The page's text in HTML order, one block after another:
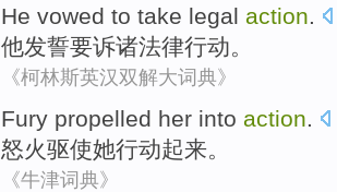
He vowed to take legal action.
他发誓要诉诸法律行动。
《柯林斯英汉双解大词典》
Fury propelled her into action
怒火驱使她行动起来。
《牛津词典》